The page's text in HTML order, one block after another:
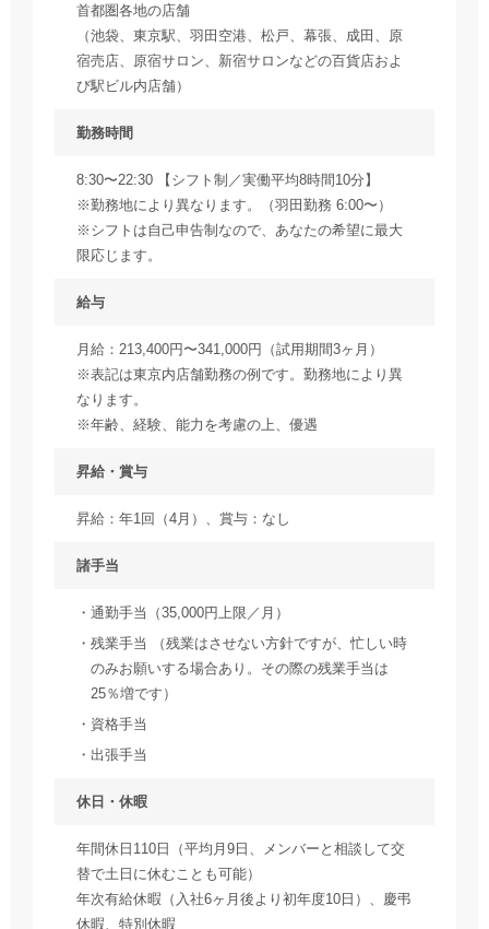
首都圏各地の店舗
（池袋、東京駅、羽田空港、松戸、幕張、成田、原
宿売店、原宿サロン、新宿サロンなどの百貨店およ
び駅ビル内店舗）
勤務時間
8:30〜22:30 【シフト制／実働平均8時間10分】
※勤務地により異なります。（羽田勤務 6:00〜）
※シフトは自己申告制なので、あなたの希望に最大
限応じます。
給与
月給：213,400円〜341,000円（試用期間3ヶ月）
※表記は東京内店舗勤務の例です。勤務地により異
なります。
※年齢、経験、能力を考慮の上、優遇
昇給・賞与
昇給：年1回（4月）、賞与：なし
諸手当
通勤手当（35,000円上限／月）
残業手当 （残業はさせない方針ですが、忙しい時
のみお願いする場合あり。その際の残業手当は
25％増です）
資格手当
出張手当
休日・休暇
年間休日110日（平均月9日、メンバーと相談して交
替で土日に休むことも可能）
年次有給休暇（入社6ヶ月後より初年度10日）、慶弔
休暇、特別休暇